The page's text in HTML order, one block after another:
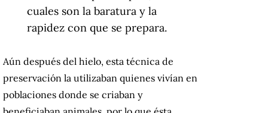
cuales son la baratura y la
rapidez con que se prepara.
Aún después del hielo, esta técnica de
preservación la utilizaban quienes vivían en
poblaciones donde se criaban y